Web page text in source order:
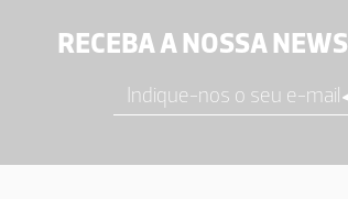
RECEBA A NOSSA